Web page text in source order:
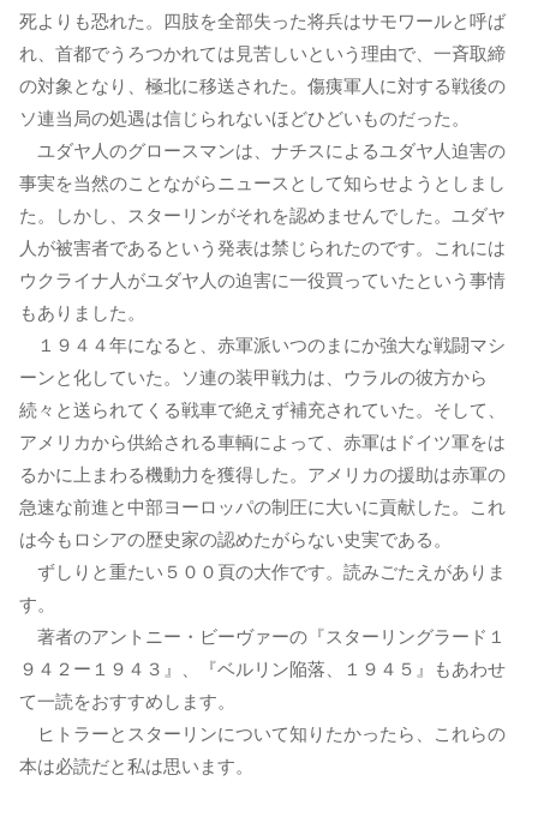
死よりも恐れた。四肢を全部失った将兵はサモワールと呼ば
れ、首都でうろつかれては見苦しいという理由で、一斉取締
の対象となり、極北に移送された。傷痍軍人に対する戦後の
ソ連当局の処遇は信じられないほどひどいものだった。
ユダヤ人のグロースマンは、ナチスによるユダヤ人迫害の
事実を当然のことながらニュースとして知らせようとしまし
た。しかし、スターリンがそれを認めませんでした。ユダヤ
人が被害者であるという発表は禁じられたのです。これには
ウクライナ人がユダヤ人の迫害に一役買っていたという事情
もありました。
１９４４年になると、赤軍派いつのまにか強大な戦闘マシ
ーンと化していた。ソ連の装甲戦力は、ウラルの彼方から
続々と送られてくる戦車で絶えず補充されていた。そして、
アメリカから供給される車輌によって、赤軍はドイツ軍をは
るかに上まわる機動力を獲得した。アメリカの援助は赤軍の
急速な前進と中部ヨーロッパの制圧に大いに貢献した。これ
は今もロシアの歴史家の認めたがらない史実である。
ずしりと重たい５００頁の大作です。読みごたえがありま
す。
著者のアントニー・ビーヴァーの『スターリングラード１
９４２ー１９４３』、『ベルリン陥落、１９４５』もあわせ
て一読をおすすめします。
ヒトラーとスターリンについて知りたかったら、これらの
本は必読だと私は思います。